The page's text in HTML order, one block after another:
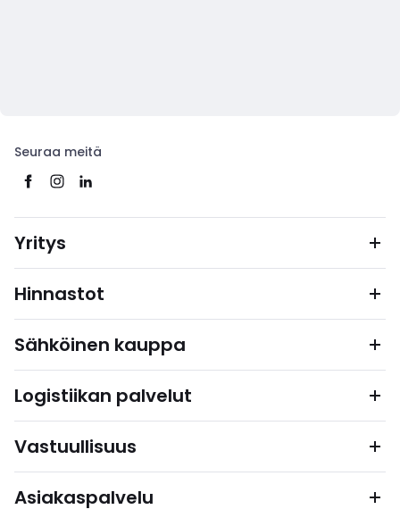
Seuraa meitä
Yritys
Hinnastot
Sähköinen kauppa
Logistiikan palvelut
Vastuullisuus
Asiakaspalvelu